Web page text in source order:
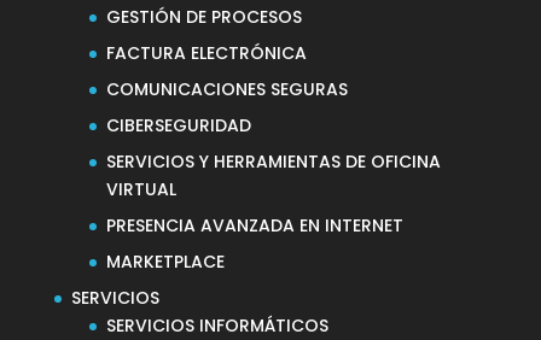
GESTIÓN DE PROCESOS
FACTURA ELECTRÓNICA
COMUNICACIONES SEGURAS
CIBERSEGURIDAD
SERVICIOS Y HERRAMIENTAS DE OFICINA
VIRTUAL
PRESENCIA AVANZADA EN INTERNET
MARKETPLACE
SERVICIOS
SERVICIOS INFORMÁTICOS